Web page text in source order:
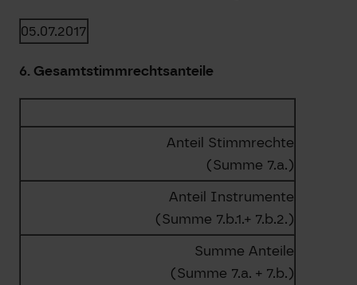
05.07.2017
6. Gesamtstimmrechtsanteile
Anteil Stimmrechte
(Summe 7.a.)
Anteil Instrumente
(Summe 7.b.1.+ 7.b.2.)
Summe Anteile
(Summe 7.a. + 7.b.)